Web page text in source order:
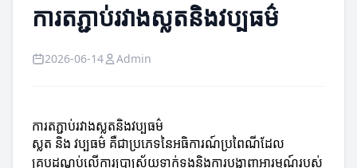
ការតភ្ជាប់រវាងស្លតនិងវប្បធម៌
2026-06-14 Admin
ការតភ្ជាប់រវាងស្លតនិងវប្បធម៌
ស្លត និង វប្បធម៌ គឺជាប្រភេទនៃអធិការណ៍ប្រពៃណីដែល
គ្របដណ្តប់លើការប្រាស្រ័យទាក់ទងនិងការបង្ហាញអារម្មណ៍របស់